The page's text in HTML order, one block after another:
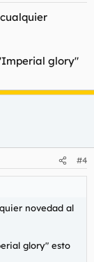
glory"
#4
novedad al
glory" esto